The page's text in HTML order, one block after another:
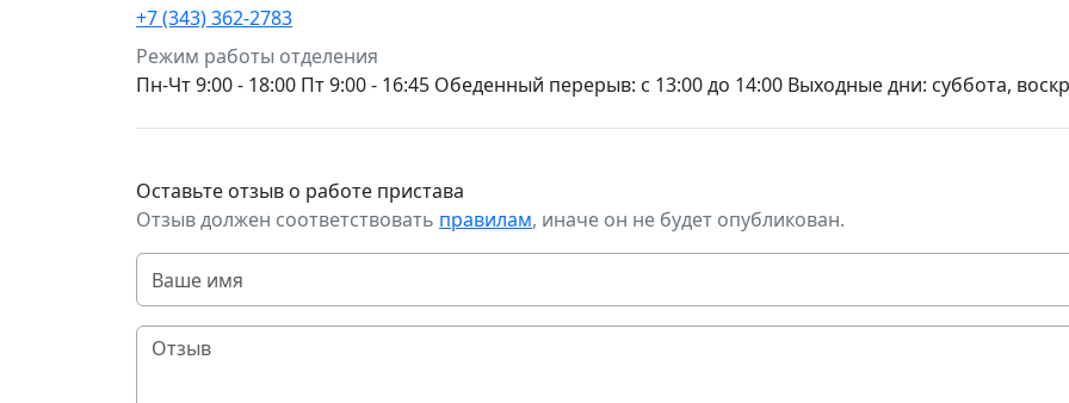
+7 (343) 362-2783
Режим работы отделения
Пн-Чт 9:00 - 18:00 Пт 9:00 - 16:45 Обеденный перерыв: с 13:00 до 14:00 Выходные дни: суббота,
Оставьте отзыв о работе пристава
Отзыв должен соответствовать правилам, иначе он не будет опубликован.